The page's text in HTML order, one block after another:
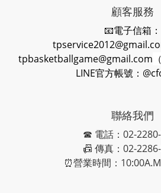
顧客服務
📧電子信箱：
tpbasketballgame@gmail.com
LINE官方帳號：
聯絡我們
☎ 電話：02-
📠 傳真：02-
⏰營業時間：